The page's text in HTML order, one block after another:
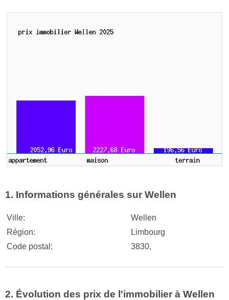
1. Informations générales sur Wellen
Ville:
Wellen
Région:
Limbourg
Code postal:
3830,
2. Évolution des prix de l'immobilier à Wellen